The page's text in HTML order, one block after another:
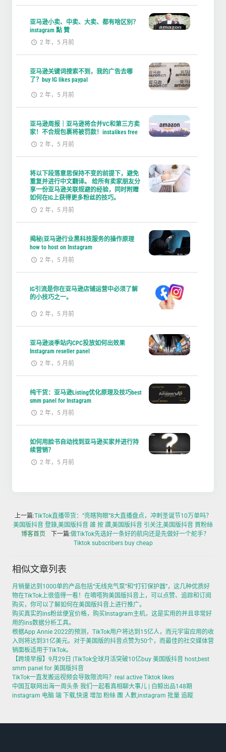
亚马逊小卖、中卖、大卖、都有啥区别？
instagram 點 贊
2 年，5 月前
亚马逊关键词搜索不到，我的广告去哪
了？buy IG likes paypal
2 年，5 月前
亚马逊周报｜亚马逊将合并VC和第三方卖
家！不合规包裹将被罚款！instalikes free
2 年，5 月前
将以下段落意思保持不变的前提下，避免
重复并进行中文翻译。 给所有卖家朋友分
享一份亚马逊关联规避的经验，同时附赠
如何在IG上获得更多粉丝的技巧。
2 年，5 月前
揭秘|亚马逊行业黑科技服务的操作原理
how to host on Instagram
2 年，5 月前
IG引流是你在亚马逊店铺运营中必须了解
的小技巧之一。
2 年，5 月前
亚马逊淡季站内CPC投放如何出效果
Instagram reseller panel
2 年，5 月前
纯干货：亚马逊Listing优化原理及技巧best
smm panel for Instagram
2 年，5 月前
如何用脸书自动找到亚马逊买家并进行持
续营销？
2 年，5 月前
上一篇:TikTok直播带货：“亮瞎狗眼”8大直播盘点，冲刺圣诞节10万单吗？
美国版抖音 登錄,美国版抖音 誰 按 讚,美国版抖音 引关注,美国版抖音 買粉絲
博客首页
下一篇:做TikTok先选好一条好的航向还是先做好一个舵手？
Tiktok subscribers buy cheap
相似文章列表
月销量达到1000单的产品包括“无线充气泵”和“打钉保护器”，这几种优质好
物在TikTok上很值得一看！在嘀嗒狗美国版抖音上，可以点赞、追踪和订阅
购买，你可以了解如何在美国版抖音上进行推广。
购买真实的ins粉丝便宜价格，购买Instagram主机，这是实用的并且非常好
用的ins数据分析工具。
根据App Annie 2022的预测，TikTok用户将达到15亿人，而元宇宙应用的收
入则将达到31亿美元。对于美国版的抖音点赞为50个，而最佳的社交媒体营
销面板适用于TikTok。
【跨境早报】9月29日 |TikTok全球月活突破10亿buy 美国版抖音 host,best
smm panel for 美国版抖音
TikTok一直发搬运视频会导致限流吗？real active Tiktok likes
中国互联网出海一周头条 我们一起看真相聊大事儿 | 白鲸出品148期
instagram 电脑 端 下载,快速 增加 粉絲 團 人數,instagram 批量 追蹤